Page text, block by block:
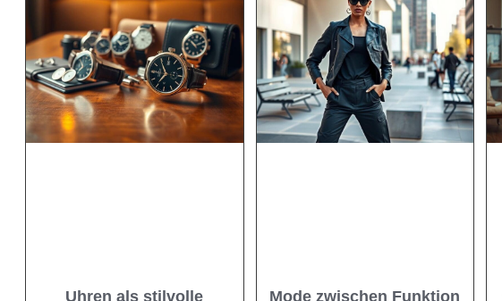
Uhren als stilvolle
Mode zwischen Funktion